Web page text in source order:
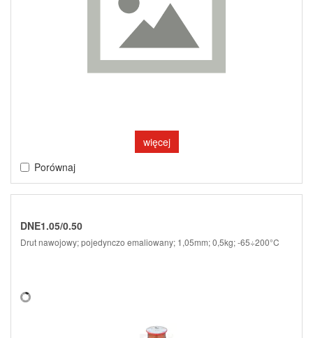
więcej
Porównaj
DNE1.05/0.50
Drut nawojowy; pojedynczo emaliowany; 1,05mm; 0,5kg; -65÷200°C